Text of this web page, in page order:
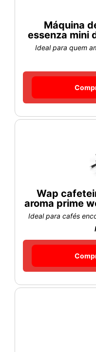
Máquina
essenza mini
Ideal para quem
Wap
aroma prime
Ideal para cafés